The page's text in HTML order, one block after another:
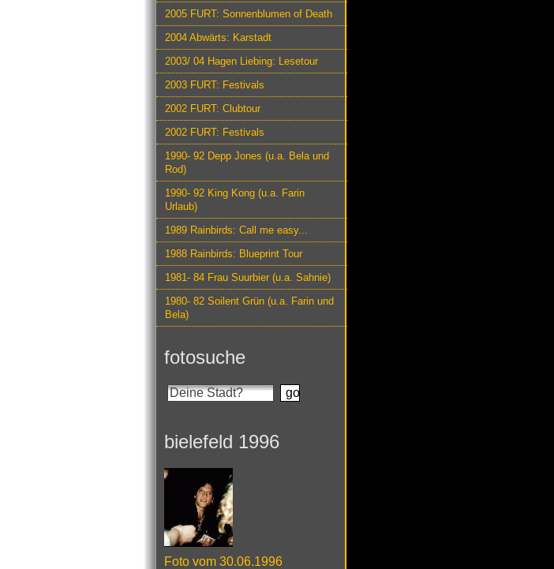
2005 FURT: Sonnenblumen of Death
2004 Abwärts: Karstadt
2003/ 04 Hagen Liebing: Lesetour
2003 FURT: Festivals
2002 FURT: Clubtour
2002 FURT: Festivals
1990- 92 Depp Jones (u.a. Bela und
Rod)
1990- 92 King Kong (u.a. Farin
Urlaub)
1989 Rainbirds: Call me easy...
1988 Rainbirds: Blueprint Tour
1981- 84 Frau Suurbier (u.a. Sahnie)
1980- 82 Soilent Grün (u.a. Farin und
Bela)
fotosuche
bielefeld 1996
Foto vom 30.06.1996